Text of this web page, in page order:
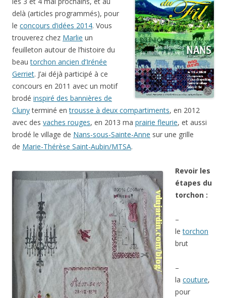
delà (articles programmés), pour
le concours d’idées 2014. Vous
trouverez chez Marlie un
feuilleton autour de l’histoire du
beautorchon ancien d’Irénée
Gerriet. J’ai déjà participé à ce
concours en 2011 avec un motif
brodé inspiré des bannières de
Clunyterminé entrousse à deux compartiments, en 2012
avec des vaches rouges, en 2013 ma prairie fleurie, et aussi
brodé le village de Nans-sous-Sainte-Anne sur une grille
de Marie-Thérèse Saint-Aubin/MTSA.
Revoir les
étapes du
torchon :
–
letorchon
brut
–
la couture,
pour